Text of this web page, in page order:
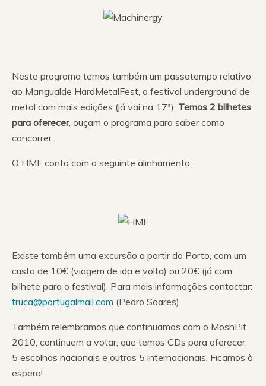
Neste programa temos também um passatempo relativo
ao Mangualde HardMetalFest, o festival underground de
metal com mais edições (já vai na 17ª). Temos 2 bilhetes
para oferecer, ouçam o programa para saber como
concorrer.
O HMF conta com o seguinte alinhamento:
Existe também uma excursão a partir do Porto, com um
custo de 10€ (viagem de ida e volta) ou 20€ (já com
bilhete para o festival). Para mais informações contactar:
truca@portugalmail.com (Pedro Soares)
Também relembramos que continuamos com o MoshPit
2010, continuem a votar, que temos CDs para oferecer.
5 escolhas nacionais e outras 5 internacionais. Ficamos à
espera!